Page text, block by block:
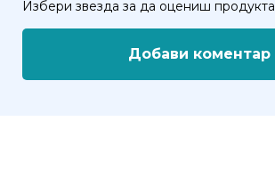
Избери звезда за да оцениш продукта
Добави коментар